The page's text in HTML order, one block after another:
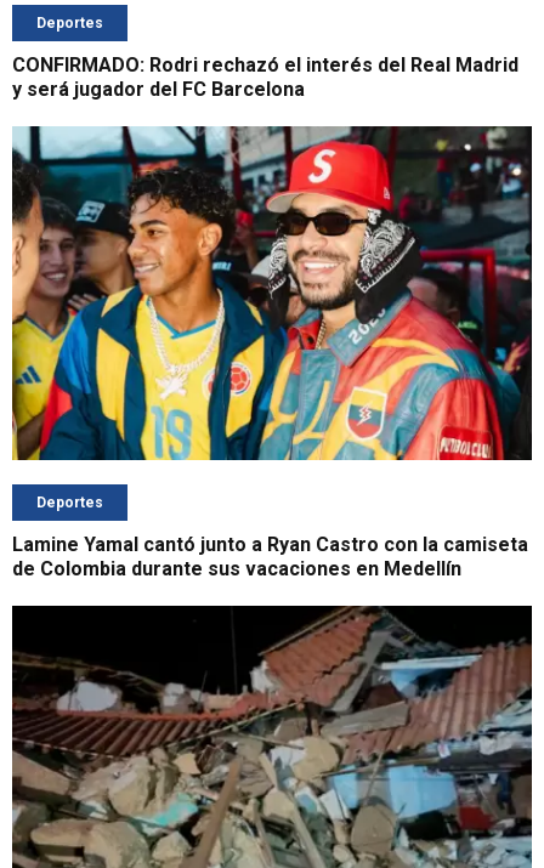
Deportes
CONFIRMADO: Rodri rechazó el interés del Real Madrid
y será jugador del FC Barcelona
Deportes
Lamine Yamal cantó junto a Ryan Castro con la camiseta
de Colombia durante sus vacaciones en Medellín